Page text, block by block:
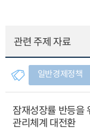
관련 주제 자료
일반경제정책
잠재성장률 반등을
관리체계 대전환